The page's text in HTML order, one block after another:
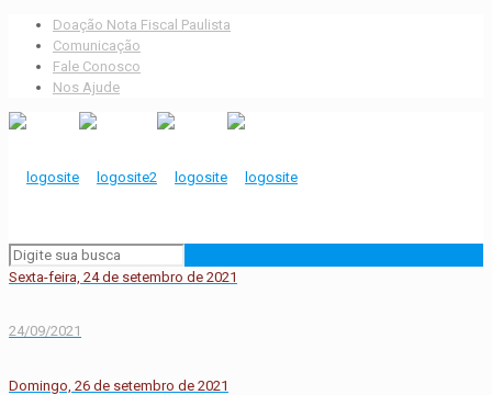
Doação Nota Fiscal Paulista
Comunicação
Fale Conosco
Nos Ajude
Sexta-feira, 24 de setembro de 2021
24/09/2021
Domingo, 26 de setembro de 2021